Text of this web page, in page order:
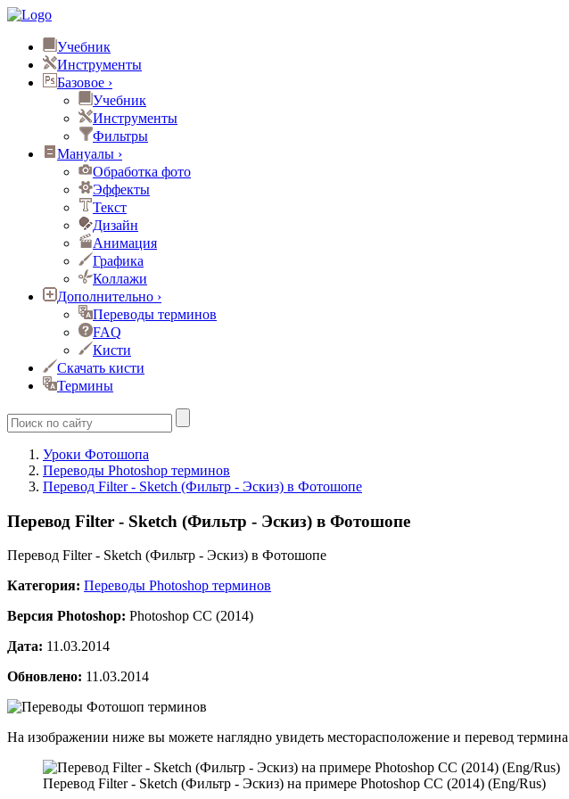
Учебник
Инструменты
Базовое ›
Учебник
Инструменты
Фильтры
Мануалы ›
Обработка фото
Эффекты
Текст
Дизайн
Анимация
Графика
Коллажи
Дополнительно ›
Переводы терминов
FAQ
Кисти
Скачать кисти
Термины
Уроки Фотошопа
Переводы Photoshop терминов
Перевод Filter - Sketch (Фильтр - Эскиз) в Фотошопе
Перевод Filter - Sketch (Фильтр - Эскиз) в Фотошопе
Перевод Filter - Sketch (Фильтр - Эскиз) в Фотошопе
Категория: Переводы Photoshop терминов
Версия Photoshop: Photoshop CC (2014)
Дата: 11.03.2014
Обновлено: 11.03.2014
На изображении ниже вы можете наглядно увидеть месторасположение и перевод термина
Перевод Filter - Sketch (Фильтр - Эскиз) на примере Photoshop CC (2014) (Eng/Rus)